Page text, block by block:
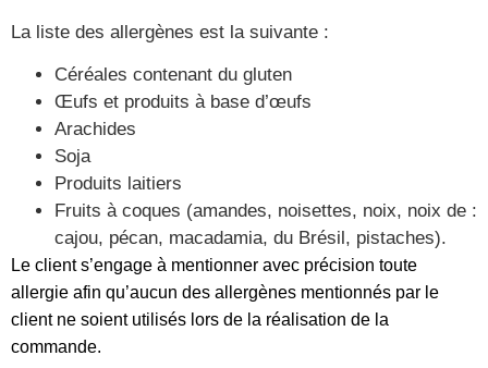
La liste des allergènes est la suivante :
Céréales contenant du gluten
Œufs et produits à base d’œufs
Arachides
Soja
Produits laitiers
Fruits à coques (amandes, noisettes, noix, noix de :
cajou, pécan, macadamia, du Brésil, pistaches).
Le client s’engage à mentionner avec précision toute
allergie afin qu’aucun des allergènes mentionnés par le
client ne soient utilisés lors de la réalisation de la
commande.